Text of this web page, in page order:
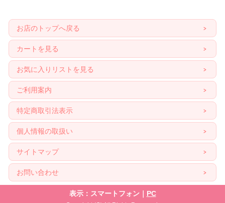
お店のトップへ戻る
カートを見る
お気に入りリストを見る
ご利用案内
特定商取引法表示
個人情報の取扱い
サイトマップ
お問い合わせ
表示：スマートフォン｜ PC